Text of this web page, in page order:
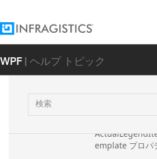
WPF| ヘルプ トピック
検
索
utline プロパテ
emplate プロパ